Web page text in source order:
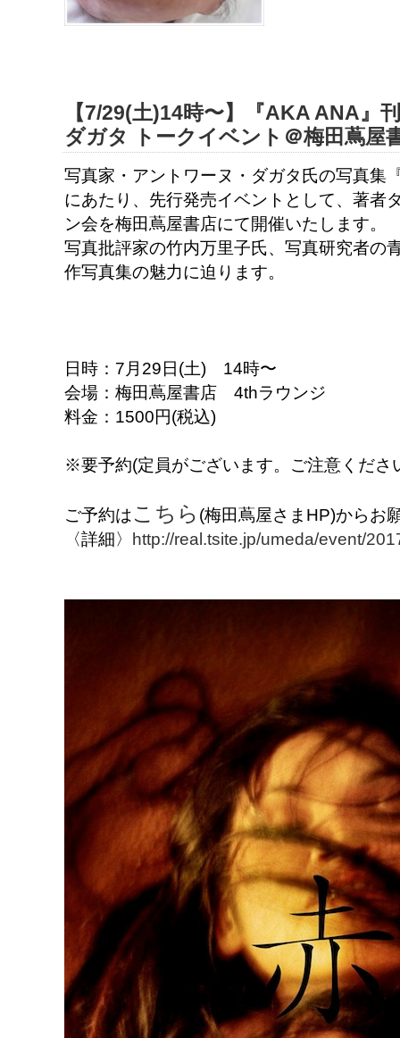
【7/29(土)14時〜】『AKA ANA
ダガタ トークイベント＠梅田蔦屋
写真家・アントワーヌ・ダガタ氏の写真集
にあたり、先行発売イベントとして、著者
ン会を梅田蔦屋書店にて開催いたします。
写真批評家の竹内万里子氏、写真研究者の
作写真集の魅力に迫ります。
日時：7月29日(土) 14時〜
会場：梅田蔦屋書店 4thラウンジ
料金：1500円(税込)
※要予約(定員がございます。ご注意くださ
ご予約はこちら (梅田蔦屋さまHP)からお
〈詳細〉 http://real.tsite.jp/umeda/event/